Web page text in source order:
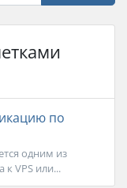
по
одним из
VPS или...